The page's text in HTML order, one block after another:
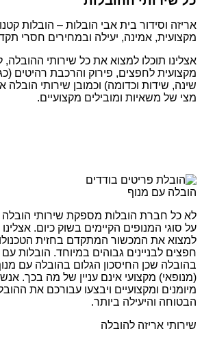
אריזה וסידור בית אבי הובלות – הובלות
מקצועית, אמינה, יעילה ובמחירים חסרי
אצלינו תוכלו למצוא את כל שירותי ההובלה,
מקצועית לחפצים, פירוק והרכבת רהיטים
שינה, שידות וכדומה) וכמובן שירותי הובלה
מצי של משאיות ומובילים מקצועיים.
הובלה עם מנוף
לא כל חברת הובלות מספקת שירותי
על סוגי המנופים הקיימים בשוק כיום.
למצוא את המכשור המתקדם בחזית
חפצים לבניינים גבוהים במיוחד. הובלות
בהובלה שכן החיסכון הגלום בהובלה עם
(מנופאי) מקצועי אינם עניין של מה בכך.
מיומנים ומקצועיים ויבצעו עבורכם את
הבטוחה והיעילה ביותר.
שירותי אריזה להובלה